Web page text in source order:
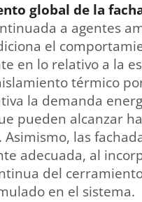
global de la
a agentes
el
en lo relativo a la
térmico
la demanda
pueden alcanzar
las
adecuada, al
del
en el sistema.